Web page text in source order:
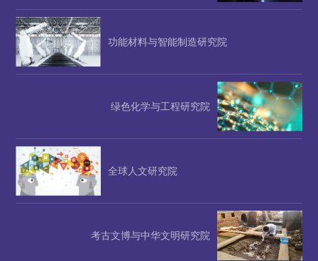
功能材料与智能制造研究院
绿色化学与工程研究院
全球人文研究院
考古文博与中华文明研究院